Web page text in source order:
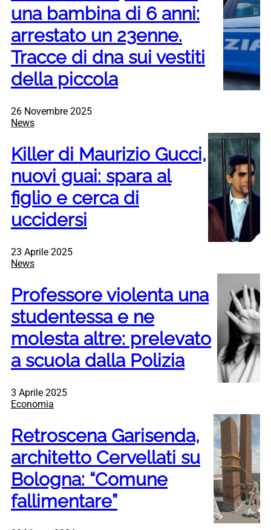
una bambina di 6 anni:
arrestato un 23enne.
Tracce di dna sui vestiti
della piccola
26 Novembre 2025
News
Killer di Maurizio Gucci,
nuovi guai: spara al
figlio e cerca di
uccidersi
23 Aprile 2025
News
Professore violenta una
studentessa e ne
molesta altre: prelevato
a scuola dalla Polizia
3 Aprile 2025
Economia
Retroscena Garisenda,
architetto Cervellati su
Bologna: “Comune
fallimentare”